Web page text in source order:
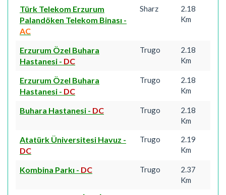
Türk Telekom Erzurum
Palandöken Telekom Binası -
AC
Sharz
2.18
Km
Erzurum Özel Buhara
Hastanesi - DC
Trugo
2.18
Km
Erzurum Özel Buhara
Hastanesi - DC
Trugo
2.18
Km
Buhara Hastanesi - DC Trugo
2.18
Km
Atatürk Üniversitesi Havuz -
DC
Trugo
2.19
Km
Kombina Parkı - DC Trugo
2.37
Km